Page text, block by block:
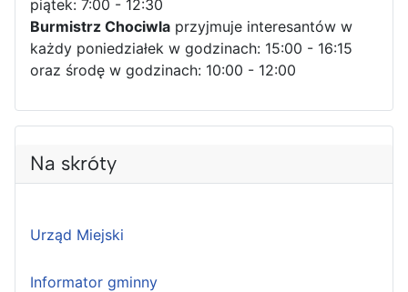
piątek: 7:00 - 12:30
Burmistrz Chociwla przyjmuje interesantów w
każdy poniedziałek w godzinach: 15:00 - 16:15
oraz środę w godzinach: 10:00 - 12:00
Na skróty
Urząd Miejski
Informator gminny